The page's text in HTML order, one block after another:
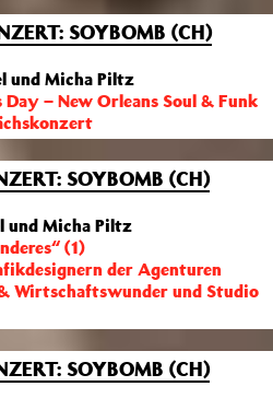
SOYBOMB (CH)
und Micha Piltz
– New Orleans Soul & Funk
SOYBOMB (CH)
und Micha Piltz
(1)
der Agenturen
Wirtschaftswunder und Studio
SOYBOMB (CH)